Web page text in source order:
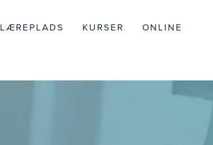
LÆREPLADS KURSER ONLINE